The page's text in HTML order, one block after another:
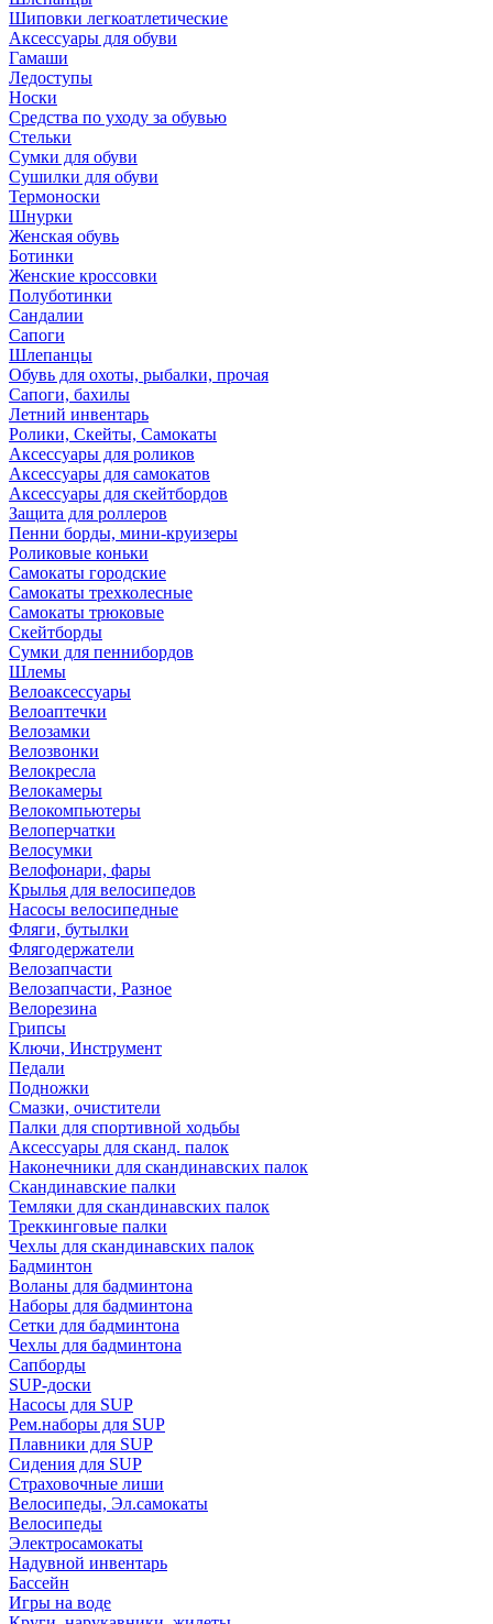
Шиповки легкоатлетические
Аксессуары для обуви
Гамаши
Ледоступы
Носки
Средства по уходу за обувью
Стельки
Сумки для обуви
Сушилки для обуви
Термоноски
Шнурки
Женская обувь
Ботинки
Женские кроссовки
Полуботинки
Сандалии
Сапоги
Шлепанцы
Обувь для охоты, рыбалки, прочая
Сапоги, бахилы
Летний инвентарь
Ролики, Скейты, Самокаты
Аксессуары для роликов
Аксессуары для самокатов
Аксессуары для скейтбордов
Защита для роллеров
Пенни борды, мини-круизеры
Роликовые коньки
Самокаты городские
Самокаты трехколесные
Самокаты трюковые
Скейтборды
Сумки для пеннибордов
Шлемы
Велоаксессуары
Велоаптечки
Велозамки
Велозвонки
Велокресла
Велокамеры
Велокомпьютеры
Велоперчатки
Велосумки
Велофонари, фары
Крылья для велосипедов
Насосы велосипедные
Фляги, бутылки
Флягодержатели
Велозапчасти
Велозапчасти, Разное
Велорезина
Грипсы
Ключи, Инструмент
Педали
Подножки
Смазки, очистители
Палки для спортивной ходьбы
Аксессуары для сканд. палок
Наконечники для скандинавских палок
Скандинавские палки
Темляки для скандинавских палок
Треккинговые палки
Чехлы для скандинавских палок
Бадминтон
Воланы для бадминтона
Наборы для бадминтона
Сетки для бадминтона
Чехлы для бадминтона
Сапборды
SUP-доски
Насосы для SUP
Рем.наборы для SUP
Плавники для SUP
Сидения для SUP
Страховочные лиши
Велосипеды, Эл.самокаты
Велосипеды
Электросамокаты
Надувной инвентарь
Бассейн
Игры на воде